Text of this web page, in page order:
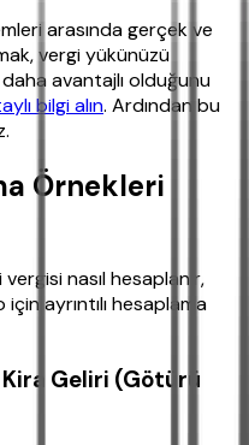
arasında gerçek ve
vergi yükünüzü
avantajlı olduğunu
bilgi alın. Ardından bu
Örnekleri
nasıl hesaplanır,
için ayrıntılı hesaplama
Kira Geliri (Götürü